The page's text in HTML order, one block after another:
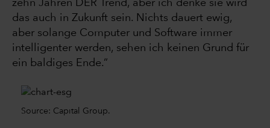
zehn Jahren DER Trend, aber ich denke sie wird
das auch in Zukunft sein. Nichts dauert ewig,
aber solange Computer und Software immer
intelligenter werden, sehen ich keinen Grund für
ein baldiges Ende.“
Source: Capital Group.